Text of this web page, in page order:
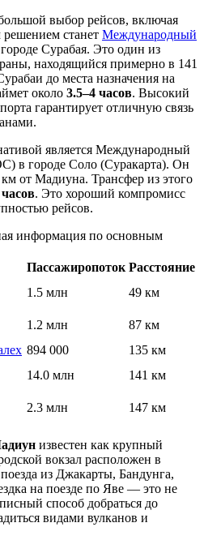
выбор рейсов, включая
станет Международный
Сурабая. Это один из
находящийся примерно в 141
до места назначения на
около 3.5–4 часов. Высокий
гарантирует отличную связь
является Международный
в городе Соло (Суракарта). Он
от Мадиуна. Трансфер из этого
. Это хороший компромисс
рейсов.
информация по основным
Пассажиропоток Расстояние
1.5 млн
49 км
1.2 млн
87 км
894 000
135 км
14.0 млн
141 км
2.3 млн 147 км
известен как крупный
вокзал расположен в
из Джакарты, Бандунга,
на поезде по Яве — это не
способ добраться до
видами вулканов и